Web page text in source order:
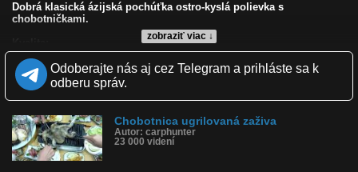
zobraziť viac ↓
Dobrá klasická ázijská pochúťka ostro-kyslá polievka s
chobotničkami.
Zverejnené: 14.3.2012 12:26
Páči sa: 27% (55 hlasov)
Obľúbené: 11
Komentárov: 219
Kategória: ľudia
Tagy: čina, chobotnička, polievka, chobotnica
História sledovanosti videa:
Odoberajte nás aj cez Telegram a prihláste sa k
odberu správ.
Chobotnica ugrilovaná zaživa
Autor: carphunter
23 000 videní